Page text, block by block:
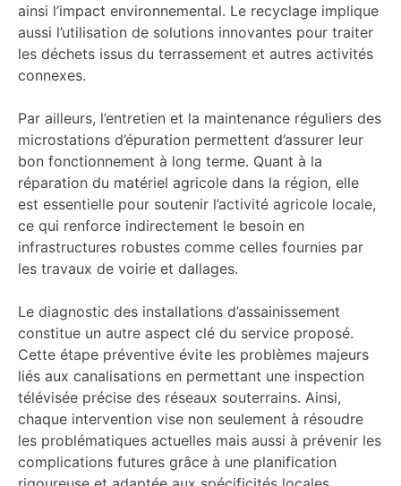
ainsi l’impact environnemental. Le recyclage implique
aussi l’utilisation de solutions innovantes pour traiter
les déchets issus du terrassement et autres activités
connexes.
Par ailleurs, l’entretien et la maintenance réguliers des
microstations d’épuration permettent d’assurer leur
bon fonctionnement à long terme. Quant à la
réparation du matériel agricole dans la région, elle
est essentielle pour soutenir l’activité agricole locale,
ce qui renforce indirectement le besoin en
infrastructures robustes comme celles fournies par
les travaux de voirie et dallages.
Le diagnostic des installations d’assainissement
constitue un autre aspect clé du service proposé.
Cette étape préventive évite les problèmes majeurs
liés aux canalisations en permettant une inspection
télévisée précise des réseaux souterrains. Ainsi,
chaque intervention vise non seulement à résoudre
les problématiques actuelles mais aussi à prévenir les
complications futures grâce à une planification